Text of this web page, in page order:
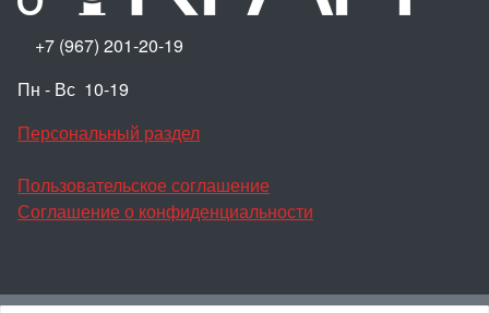
+7 (967) 201-20-19
Пн - Вс 10-19
Персональный раздел
Пользовательское соглашение
Соглашение о конфиденциальности